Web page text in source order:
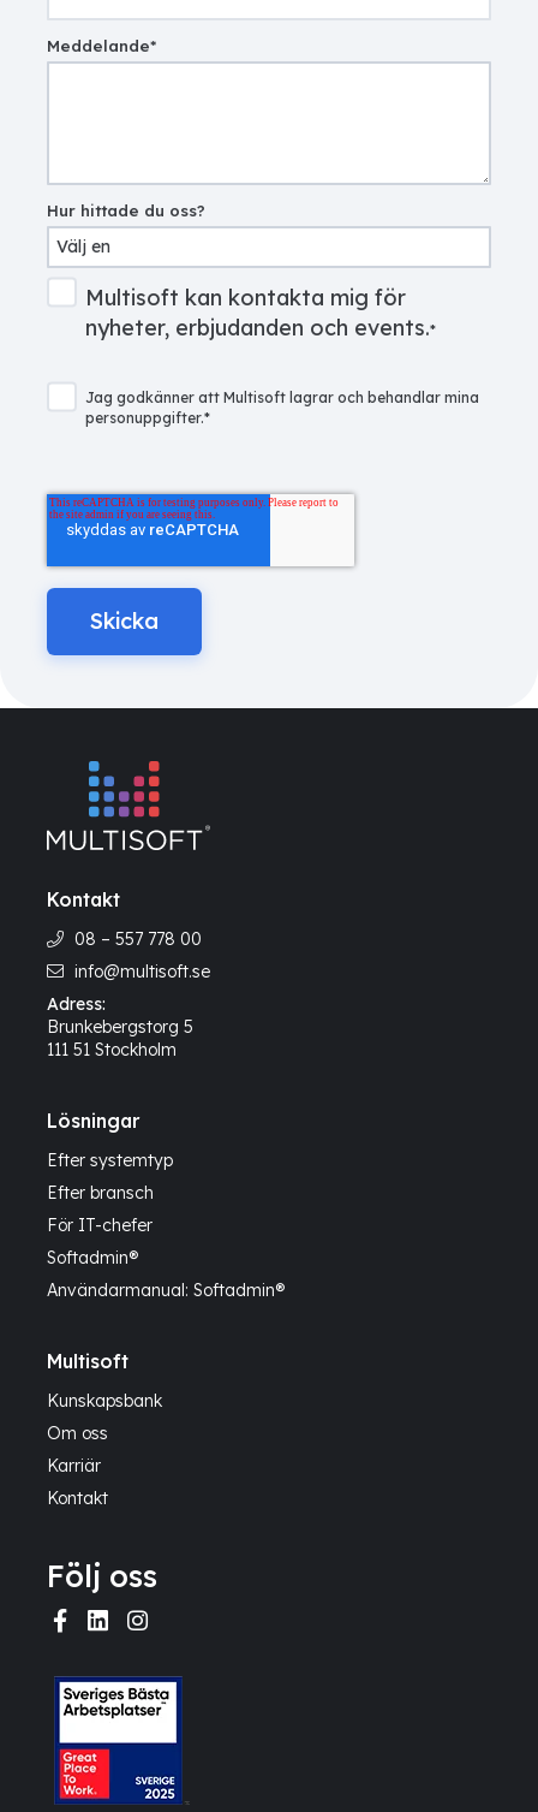
Meddelande*
Hur hittade du oss?
Multisoft kan kontakta mig för
nyheter, erbjudanden och events.*
Jag godkänner att Multisoft lagrar och behandlar mina
personuppgifter.*
Kontakt
08 – 557 778 00
info@multisoft.se
Adress:
Brunkebergstorg 5
111 51 Stockholm
Lösningar
Efter systemtyp
Efter bransch
För IT-chefer
Softadmin®
Användarmanual: Softadmin®
Multisoft
Kunskapsbank
Om oss
Karriär
Kontakt
Följ oss